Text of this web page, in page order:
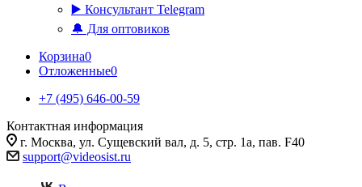
▶️ Консультант Telegram
🔔 Для оптовиков
Корзина0
Отложенные0
+7 (495) 646-00-59
Контактная информация
г. Москва, ул. Сущевский вал, д. 5, стр. 1а, пав. F40
support@videosist.ru